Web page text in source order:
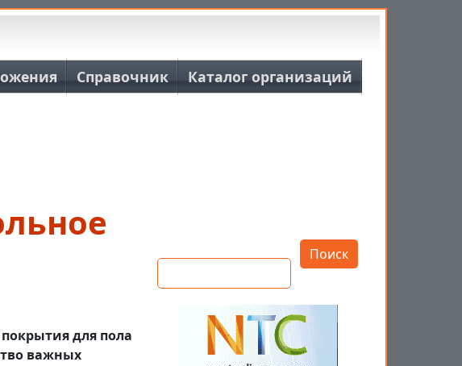
Справочник Каталог организаций
для пола
важных